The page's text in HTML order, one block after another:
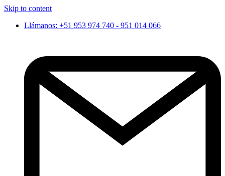
Skip to content
Llámanos: +51 953 974 740 - 951 014 066